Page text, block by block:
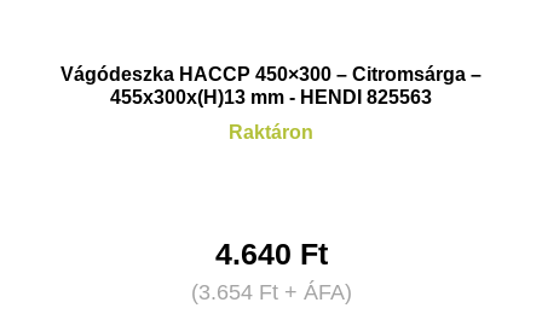
Vágódeszka HACCP 450×300 – Citromsárga –
455x300x(H)13 mm - HENDI 825563
Raktáron
4.640 Ft
(3.654 Ft+ ÁFA)